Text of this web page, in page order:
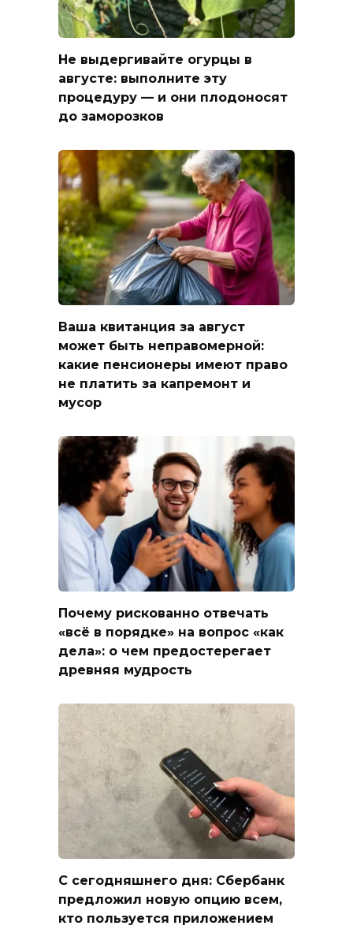
Не выдергивайте огурцы в
августе: выполните эту
процедуру — и они плодоносят
до заморозков
Ваша квитанция за август
может быть неправомерной:
какие пенсионеры имеют право
не платить за капремонт и
мусор
Почему рискованно отвечать
«всё в порядке» на вопрос «как
дела»: о чем предостерегает
древняя мудрость
С сегодняшнего дня: Сбербанк
предложил новую опцию всем,
кто пользуется приложением